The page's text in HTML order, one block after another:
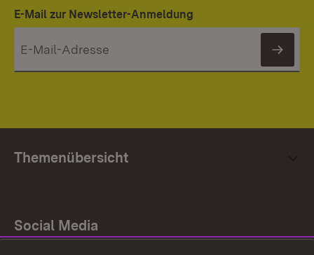
E-Mail zur Newsletter-Anmeldung
Themenübersicht
Social Media